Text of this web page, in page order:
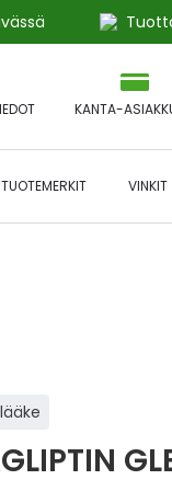
KANTA-
TUOTEMERKIT VINKIT